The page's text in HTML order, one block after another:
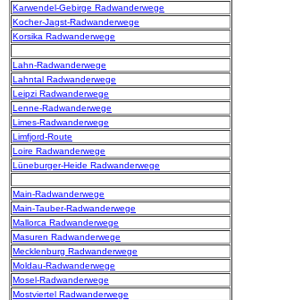
Karwendel-Gebirge Radwanderwege
Kocher-Jagst-Radwanderwege
Korsika Radwanderwege
Lahn-Radwanderwege
Lahntal Radwanderwege
Leipzi Radwanderwege
Lenne-Radwanderwege
Limes-Radwanderwege
Limfjord-Route
Loire Radwanderwege
Lüneburger-Heide Radwanderwege
Main-Radwanderwege
Main-Tauber-Radwanderwege
Mallorca Radwanderwege
Masuren Radwanderwege
Mecklenburg Radwanderwege
Moldau-Radwanderwege
Mosel-Radwanderwege
Mostviertel Radwanderwege